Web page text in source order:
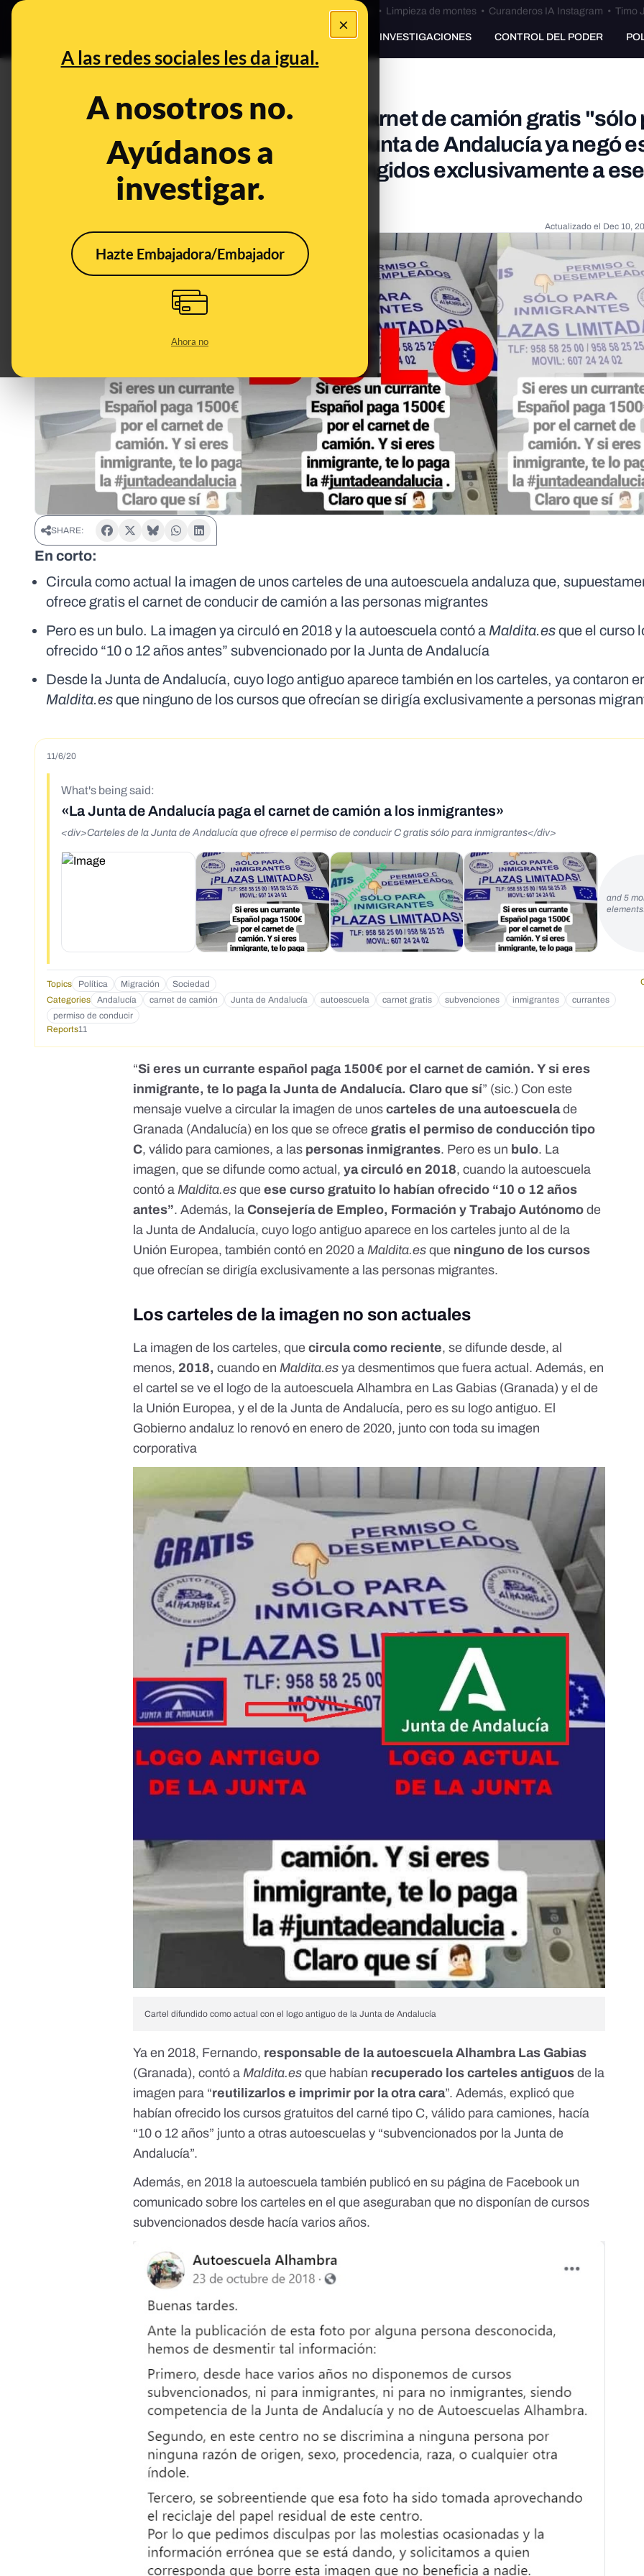
×
A las redes sociales les da igual.
A nosotros no.
Ayúdanos a
investigar.
Hazte Embajadora/Embajador
Ahora no
Bulos Ceuta • Limpieza de montes• Curanderos IA Instagram • Timo
PREBUNKING INVESTIGACIONES CONTROL DEL PODER
No, estos carteles que ofrecen el carnet de camión gratis "sólo
inmigrantes" no son actuales y la Junta de Andalucía ya negó
ofreciendo cursos de formación dirigidos exclusivamente a ese
colectivo
Actualizado el Dec 10,
SHARE:
En corto:
Circula como actual la imagen de unos carteles de una autoescuela andaluza que,
ofrece gratis el carnet de conducir de camión a las personas migrantes
Pero es un bulo. La imagen ya circuló en 2018 y la autoescuela contó a Maldita.esque el curso
ofrecido “10 o 12 años antes” subvencionado por la Junta de Andalucía
Desde la Junta de Andalucía, cuyo logo antiguo aparece también en los carteles, ya contaron
Maldita.esque ninguno de los cursos que ofrecían se dirigía exclusivamente a personas
11/6/20
What's being said:
«La Junta de Andalucía paga el carnet de camión a los inmigrantes»
<div>Carteles de la Junta de Andalucía que ofrece el permiso de conducir C gratis sólo para inmigrantes</div>
and 5
Topics Política Migración Sociedad
Categories
Andalucía carnet de camión Junta de Andalucía autoescuela carnet gratis subvenciones inmigrantes
currantes
permiso de conducir
Reports11
“Si eres un currante español paga 1500€ por el carnet de camión. Y si eres
inmigrante, te lo paga la Junta de Andalucía. Claro que sí” (sic.) Con este
mensaje vuelve a circular la imagen de unos carteles de una autoescuelade
Granada (Andalucía) en los que se ofrece gratis el permiso de conducción tipo
C, válido para camiones, a las personas inmigrantes. Pero es un bulo. La
imagen, que se difunde como actual,ya circuló en 2018, cuando la autoescuela
contó aMaldita.es queese curso gratuito lo habían ofrecido “10 o 12 años
antes”. Además, laConsejería de Empleo, Formación y Trabajo Autónomode
la Junta de Andalucía, cuyo logo antiguo aparece en los carteles junto al de la
Unión Europea, también contó en 2020 aMaldita.es que ninguno de los cursos
que ofrecían se dirigía exclusivamente a las personas migrantes.
Los carteles de la imagen no son actuales
La imagen de los carteles, quecircula como reciente, se difunde desde, al
menos, 2018,cuando enMaldita.es ya desmentimos que fuera actual. Además, en
el cartel se ve el logo de la autoescuela Alhambra en Las Gabias (Granada) y el de
la Unión Europea, y el de la Junta de Andalucía, pero es su logo antiguo. El
Gobierno andaluz lo renovó en enero de 2020, junto con toda su imagen
corporativa
Cartel difundido como actual con el logo antiguo de la Junta de Andalucía
Ya en 2018, Fernando, responsable de la autoescuela Alhambra Las Gabias
(Granada), contó a Maldita.es que habían recuperado los carteles antiguosde la
imagen para “reutilizarlos e imprimir por la otra cara”. Además, explicó que
habían ofrecido los cursos gratuitos del carné tipo C, válido para camiones, hacía
“10 o 12 años” junto a otras autoescuelas y “subvencionados por la Junta de
Andalucía”.
Además, en 2018 la autoescuela también publicó en su página de Facebook un
comunicado sobre los carteles en el que aseguraban que no disponían de cursos
subvencionados desde hacía varios años.